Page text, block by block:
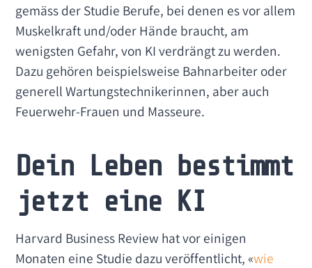
gemäss der Studie Berufe, bei denen es vor allem
Muskelkraft und/oder Hände braucht, am
wenigsten Gefahr, von KI verdrängt zu werden.
Dazu gehören beispielsweise Bahnarbeiter oder
generell Wartungstechnikerinnen, aber auch
Feuerwehr-Frauen und Masseure.
Dein Leben bestimmt
jetzt eine KI
Harvard Business Review hat vor einigen
Monaten eine Studie dazu veröffentlicht, «wie